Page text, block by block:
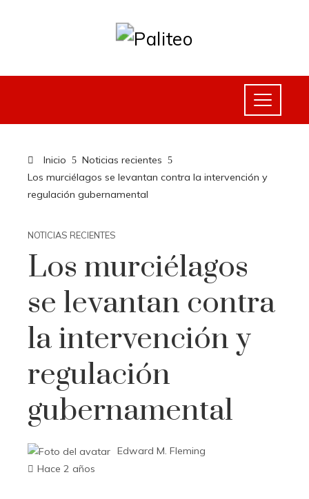
Inicio
Noticias recientes
Los murciélagos se levantan contra la intervención y
regulación gubernamental
NOTICIAS RECIENTES
Los murciélagos
se levantan contra
la intervención y
regulación
gubernamental
Edward M. Fleming
Hace 2 años